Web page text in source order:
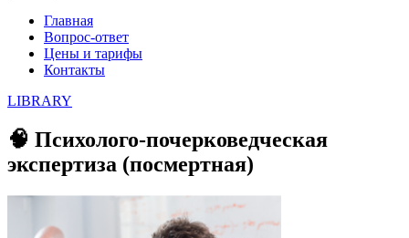
Главная
Вопрос-ответ
Цены и тарифы
Контакты
LIBRARY
🧠 Психолого-почерковедческая
экспертиза (посмертная)